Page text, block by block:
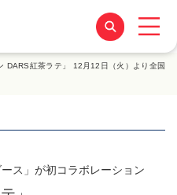
DARS紅茶ラテ」 12月12日（火）より全国
ス」が初コラボレーション